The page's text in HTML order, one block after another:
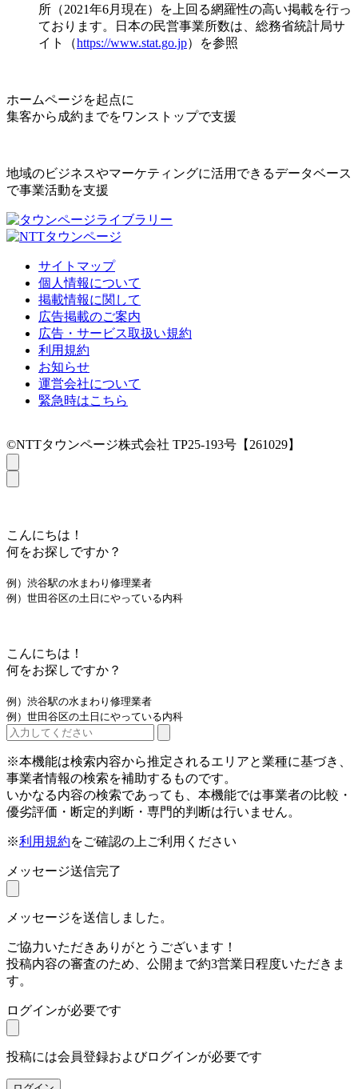
所（2021年6月現在）を上回る網羅性の高い掲載を行っ
ております。日本の民営事業所数は、総務省統計局サ
イト（https://www.stat.go.jp）を参照
ホームページを起点に
集客から成約までをワンストップで支援
地域のビジネスやマーケティングに活用できるデータベース
で事業活動を支援
サイトマップ
個人情報について
掲載情報に関して
広告掲載のご案内
広告・サービス取扱い規約
利用規約
お知らせ
運営会社について
緊急時はこちら
©NTTタウンページ株式会社 TP25-193号【261029】
こんにちは！
何をお探しですか？
例）渋谷駅の水まわり修理業者
例）世田谷区の土日にやっている内科
こんにちは！
何をお探しですか？
例）渋谷駅の水まわり修理業者
例）世田谷区の土日にやっている内科
※本機能は検索内容から推定されるエリアと業種に基づき、
事業者情報の検索を補助するものです。
いかなる内容の検索であっても、本機能では事業者の比較・
優劣評価・断定的判断・専門的判断は行いません。
※利用規約をご確認の上ご利用ください
メッセージ送信完了
メッセージを送信しました。
ご協力いただきありがとうございます！
投稿内容の審査のため、公開まで約3営業日程度いただきま
す。
ログインが必要です
投稿には会員登録およびログインが必要です